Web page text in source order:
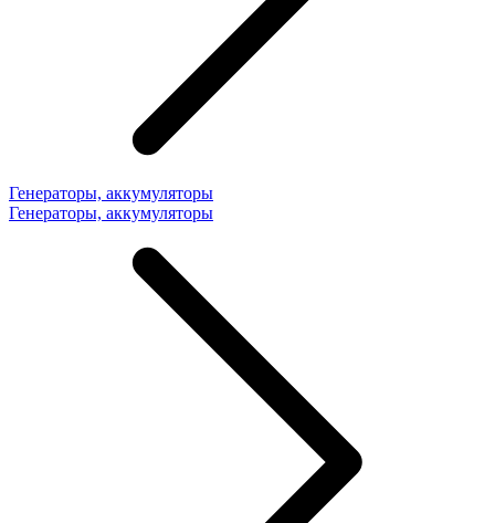
Генераторы, аккумуляторы
Генераторы, аккумуляторы